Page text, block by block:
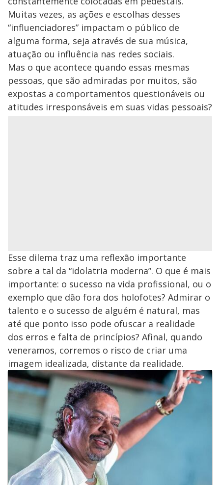
Muitas vezes, as ações e escolhas desses
“influenciadores” impactam o público de
alguma forma, seja através de sua música,
atuação ou influência nas redes sociais.
Mas o que acontece quando essas mesmas
pessoas, que são admiradas por muitos, são
expostas a comportamentos questionáveis ou
atitudes irresponsáveis em suas vidas pessoais?
Esse dilema traz uma reflexão importante
sobre a tal da “idolatria moderna”. O que é mais
importante: o sucesso na vida profissional, ou o
exemplo que dão fora dos holofotes? Admirar o
talento e o sucesso de alguém é natural, mas
até que ponto isso pode ofuscar a realidade
dos erros e falta de princípios? Afinal, quando
veneramos, corremos o risco de criar uma
imagem idealizada, distante da realidade.